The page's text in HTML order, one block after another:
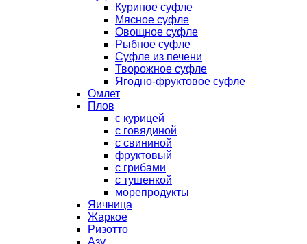
Куриное суфле
Мясное суфле
Овощное суфле
Рыбное суфле
Суфле из печени
Творожное суфле
Ягодно-фруктовое суфле
Омлет
Плов
с курицей
с говядиной
с свининой
фруктовый
с грибами
с тушенкой
морепродукты
Яичница
Жаркое
Ризотто
Азу